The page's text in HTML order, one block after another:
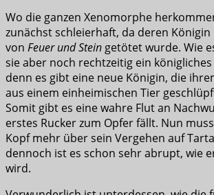
Wo die ganzen Xenomorphe
zunächst schleierhaft, da deren Königin
von Feuer und Stein getötet wurde. Wie
sie aber noch rechtzeitig ein
denn es gibt eine neue Königin, die
aus einem einheimischen Tier
Somit gibt es eine wahre Flut an
erstes Rucker zum Opfer fällt. Nun
Kopf mehr über sein Vergehen auf
dennoch ist es schon sehr abrupt, wie
wird.